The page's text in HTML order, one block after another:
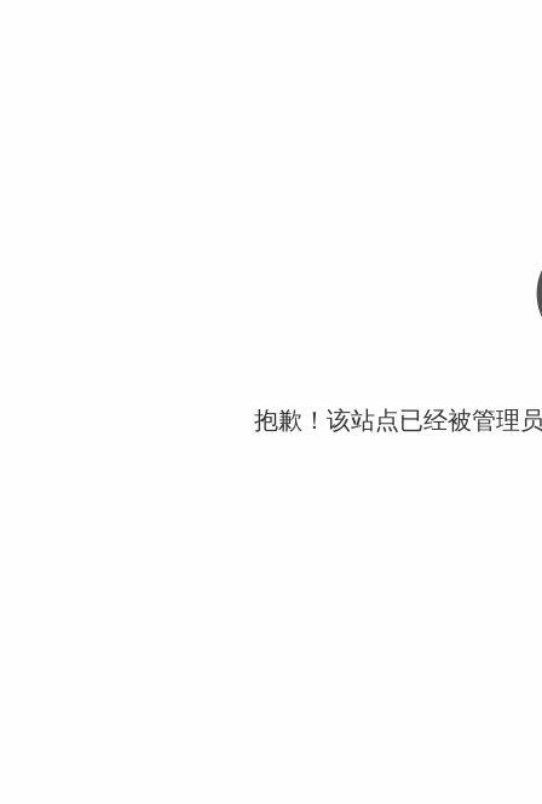
抱歉！该站点已经被管理